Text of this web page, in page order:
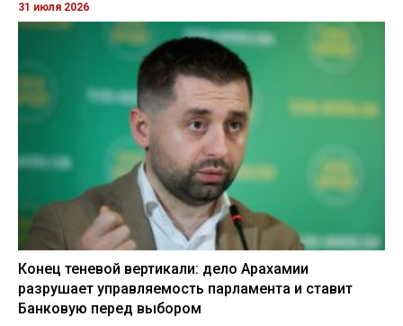
31 июля 2026
Конец теневой вертикали: дело Арахамии
разрушает управляемость парламента и ставит
Банковую перед выбором